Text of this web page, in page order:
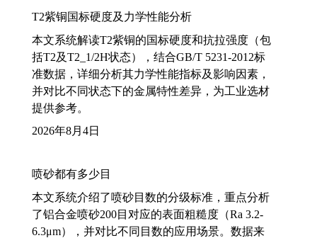
T2紫铜国标硬度及力学性能分析
本文系统解读T2紫铜的国标硬度和抗拉强度（包
括T2及T2_1/2H状态），结合GB/T 5231-2012标
准数据，详细分析其力学性能指标及影响因素，
并对比不同状态下的金属特性差异，为工业选材
提供参考。
2026年8月4日
喷砂都有多少目
本文系统介绍了喷砂目数的分级标准，重点分析
了铝合金喷砂200目对应的表面粗糙度（Ra 3.2-
6.3μm），并对比不同目数的应用场景。数据来